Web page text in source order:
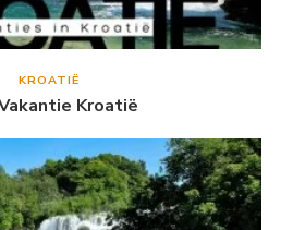
KROATIË
Kroatië